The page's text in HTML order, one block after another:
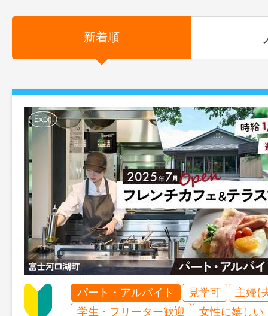
新着順
パート・アルバイト 見学可
主婦(
学生・フリーター歓迎
女性に嬉しい